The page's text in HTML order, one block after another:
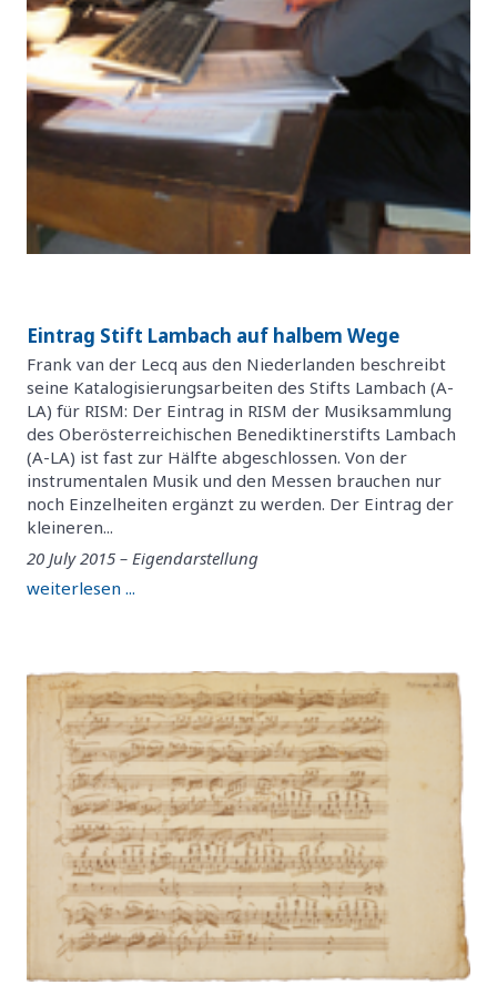
Eintrag Stift Lambach auf halbem Wege
Frank van der Lecq aus den Niederlanden beschreibt
seine Katalogisierungsarbeiten des Stifts Lambach (A-
LA) für RISM: Der Eintrag in RISM der Musiksammlung
des Oberösterreichischen Benediktinerstifts Lambach
(A-LA) ist fast zur Hälfte abgeschlossen. Von der
instrumentalen Musik und den Messen brauchen nur
noch Einzelheiten ergänzt zu werden. Der Eintrag der
kleineren...
20 July 2015 – Eigendarstellung
weiterlesen ...